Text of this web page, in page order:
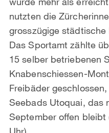
nutzten die
grosszügige
Das Sportamt zählte
15 selber betriebenen
Knabenschiessen-
Freibäder
Seebads Utoquai, das
September offen bleibt
Uhr).